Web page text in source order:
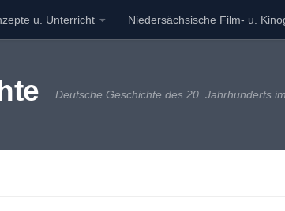
u. Unterricht Niedersächsische Film- u.
Deutsche Geschichte des 20. Jahrhunderts